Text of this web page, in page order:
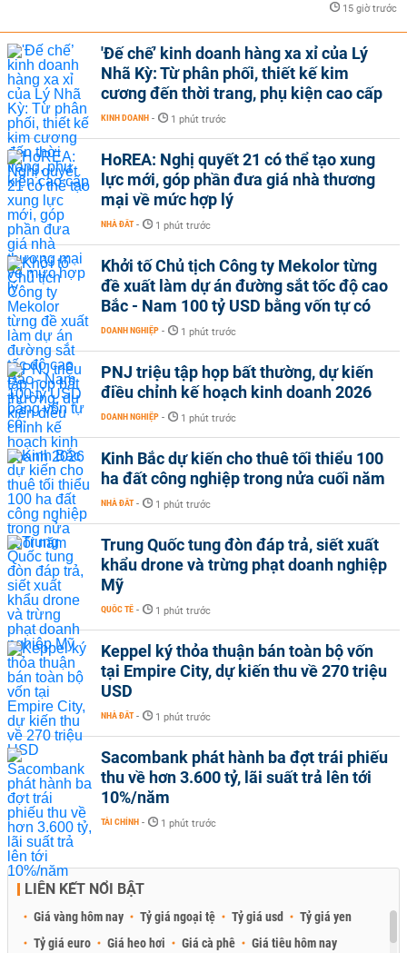
15 giờ trước
'Đế chế’ kinh doanh hàng xa xỉ của Lý
Nhã Kỳ: Từ phân phối, thiết kế kim
cương đến thời trang, phụ kiện cao cấp
KINH DOANH - 1 phút trước
HoREA: Nghị quyết 21 có thể tạo xung
lực mới, góp phần đưa giá nhà thương
mại về mức hợp lý
NHÀ ĐẤT - 1 phút trước
Khởi tố Chủ tịch Công ty Mekolor từng
đề xuất làm dự án đường sắt tốc độ cao
Bắc - Nam 100 tỷ USD bằng vốn tự có
DOANH NGHIỆP - 1 phút trước
PNJ triệu tập họp bất thường, dự kiến
điều chỉnh kế hoạch kinh doanh 2026
DOANH NGHIỆP - 1 phút trước
Kinh Bắc dự kiến cho thuê tối thiểu 100
ha đất công nghiệp trong nửa cuối năm
NHÀ ĐẤT - 1 phút trước
Trung Quốc tung đòn đáp trả, siết xuất
khẩu drone và trừng phạt doanh nghiệp
Mỹ
QUỐC TẾ - 1 phút trước
Keppel ký thỏa thuận bán toàn bộ vốn
tại Empire City, dự kiến thu về 270 triệu
USD
NHÀ ĐẤT - 1 phút trước
Sacombank phát hành ba đợt trái phiếu
thu về hơn 3.600 tỷ, lãi suất trả lên tới
10%/năm
TÀI CHÍNH - 1 phút trước
LIÊN KẾT NỔI BẬT
Giá vàng hôm nay Tỷ giá ngoại tệ Tỷ giá usd
Tỷ giá yen
Tỷ giá euro
Giá heo hơi Giá cà phê Giá tiêu hôm nay